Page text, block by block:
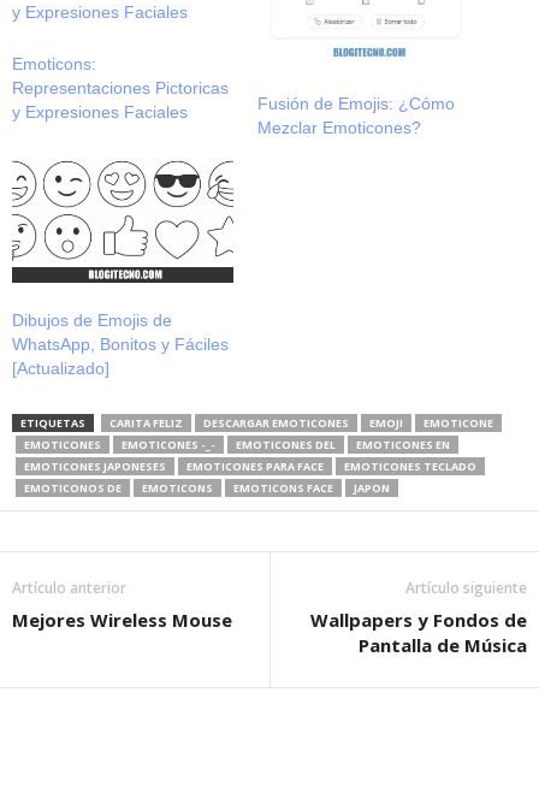
Emoticons:
Representaciones Pictoricas
y Expresiones Faciales
Fusión de Emojis: ¿Cómo
Mezclar Emoticones?
Dibujos de Emojis de
WhatsApp, Bonitos y Fáciles
[Actualizado]
ETIQUETAS CARITA FELIZ DESCARGAR EMOTICONES EMOJI
EMOTICONE
EMOTICONES
EMOTICONES -_- EMOTICONES DEL
EMOTICONES EN
EMOTICONES JAPONESES
EMOTICONES PARA FACE
EMOTICONES TECLADO
EMOTICONOS DE
EMOTICONS EMOTICONS FACE JAPON
Artículo anterior
Mejores Wireless Mouse
Artículo siguiente
Wallpapers y Fondos de
Pantalla de Música